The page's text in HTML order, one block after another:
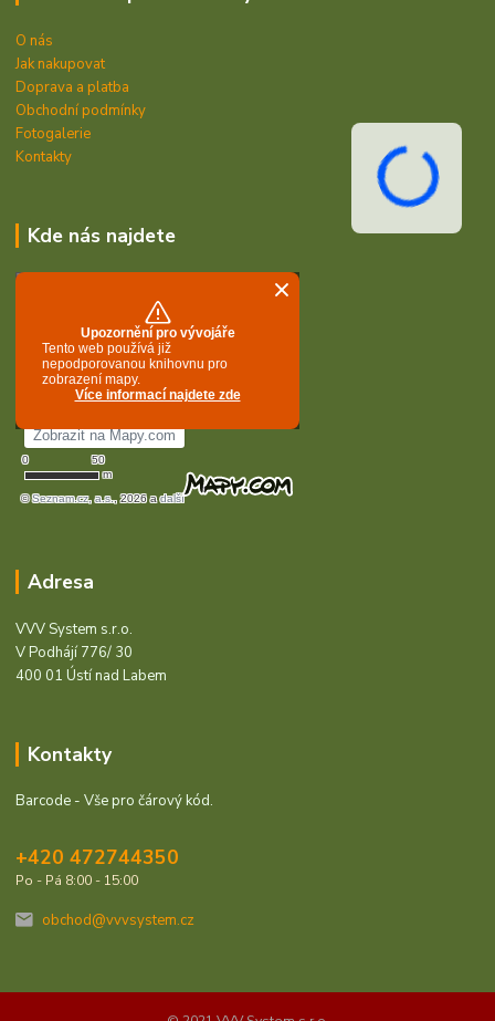
O nás
Jak nakupovat
Doprava a platba
Obchodní podmínky
Fotogalerie
Kontakty
Kde nás najdete
Adresa
VVV System s.r.o.
V Podhájí 776/ 30
400 01 Ústí nad Labem
Kontakty
Barcode - Vše pro čárový kód.
+420 472744350
Po - Pá 8:00 - 15:00
obchod@vvvsystem.cz